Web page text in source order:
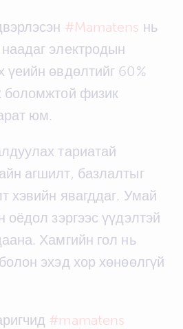
#Mamatens нь
электродын
үеийн өвдөлтийг 60%
боломжтой физик
юм.
тариатай
агшилт, базлалтыг
хэвийн явагддаг. Умай
оёдол зэргээс үүдэлтэй
Хамгийн гол нь
эхэд хор хөнөөлгүй
#mamatens